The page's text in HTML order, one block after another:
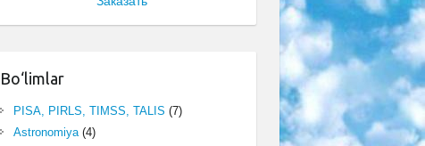
Bo‘limlar
PISA, PIRLS, TIMSS, TALIS (7)
Astronomiya(4)